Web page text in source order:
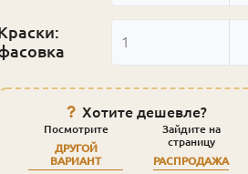
1
Хотите дешевле?
Посмотрите
ДРУГОЙ
ВАРИАНТ
Зайдите на
страницу
РАСПРОДАЖА